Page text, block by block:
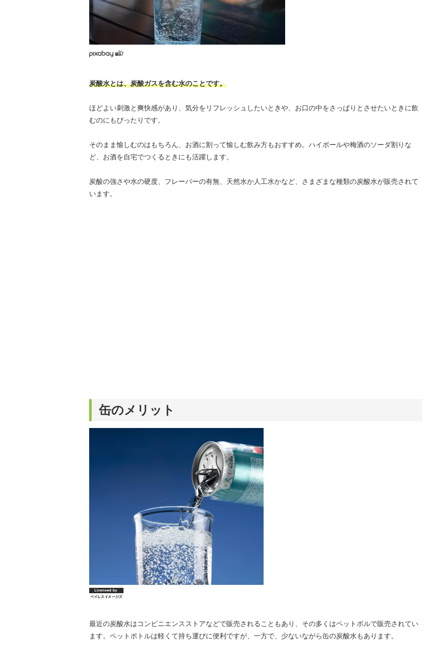
炭酸水とは、炭酸ガスを含む水のことです。
ほどよい刺激と爽快感があり、気分をリフレッシュしたいときや、お口の中をさっぱりとさせたいときに飲
むのにもぴったりです。
そのまま愉しむのはもちろん、お酒に割って愉しむ飲み方もおすすめ。ハイボールや梅酒のソーダ割りな
ど、お酒を自宅でつくるときにも活躍します。
炭酸の強さや水の硬度、フレーバーの有無、天然水か人工水かなど、さまざまな種類の炭酸水が販売されて
います。
缶のメリット
最近の炭酸水はコンビニエンスストアなどで販売されることもあり、その多くはペットボルで販売されてい
ます。ペットボトルは軽くて持ち運びに便利ですが、一方で、少ないながら缶の炭酸水もあります。